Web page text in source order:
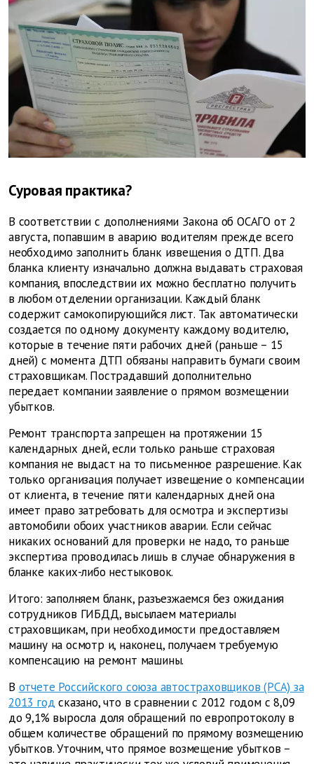
Суровая практика?
В соответствии с дополнениями Закона об ОСАГО от 2
августа, попавшим в аварию водителям прежде всего
необходимо заполнить бланк извещения о ДТП. Два
бланка клиенту изначально должна выдавать страховая
компания, впоследствии их можно бесплатно получить
в любом отделении организации. Каждый бланк
содержит самокопирующийся лист. Так автоматически
создается по одному документу каждому водителю,
которые в течение пяти рабочих дней (раньше – 15
дней) с момента ДТП обязаны направить бумаги своим
страховщикам. Пострадавший дополнительно
передает компании заявление о прямом возмещении
убытков.
Ремонт транспорта запрещен на протяжении 15
календарных дней, если только раньше страховая
компания не выдаст на то письменное разрешение. Как
только организация получает извещение о компенсации
от клиента, в течение пяти календарных дней она
имеет право затребовать для осмотра и экспертизы
автомобили обоих участников аварии. Если сейчас
никаких оснований для проверки не надо, то раньше
экспертиза проводилась лишь в случае обнаружения в
бланке каких-либо нестыковок.
Итого: заполняем бланк, разъезжаемся без ожидания
сотрудников ГИБДД, высылаем материалы
страховщикам, при необходимости предоставляем
машину на осмотр и, наконец, получаем требуемую
компенсацию на ремонт машины.
В отчете Российского союза автостраховщиков (РСА) за
2013 год сказано, что в сравнении с 2012 годом с 8,09
до 9,1% выросла доля обращений по европротоколу в
общем количестве обращений по прямому возмещению
убытков. Уточним, что прямое возмещение убытков –